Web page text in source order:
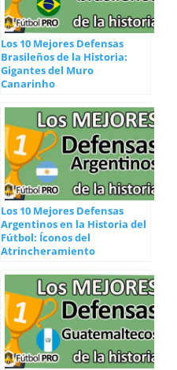
Los 10 Mejores Defensas
Brasileños de la Historia:
Gigantes del Muro
Canarinho
Los 10 Mejores Defensas
Argentinos en la Historia del
Fútbol: Íconos del
Atrincheramiento